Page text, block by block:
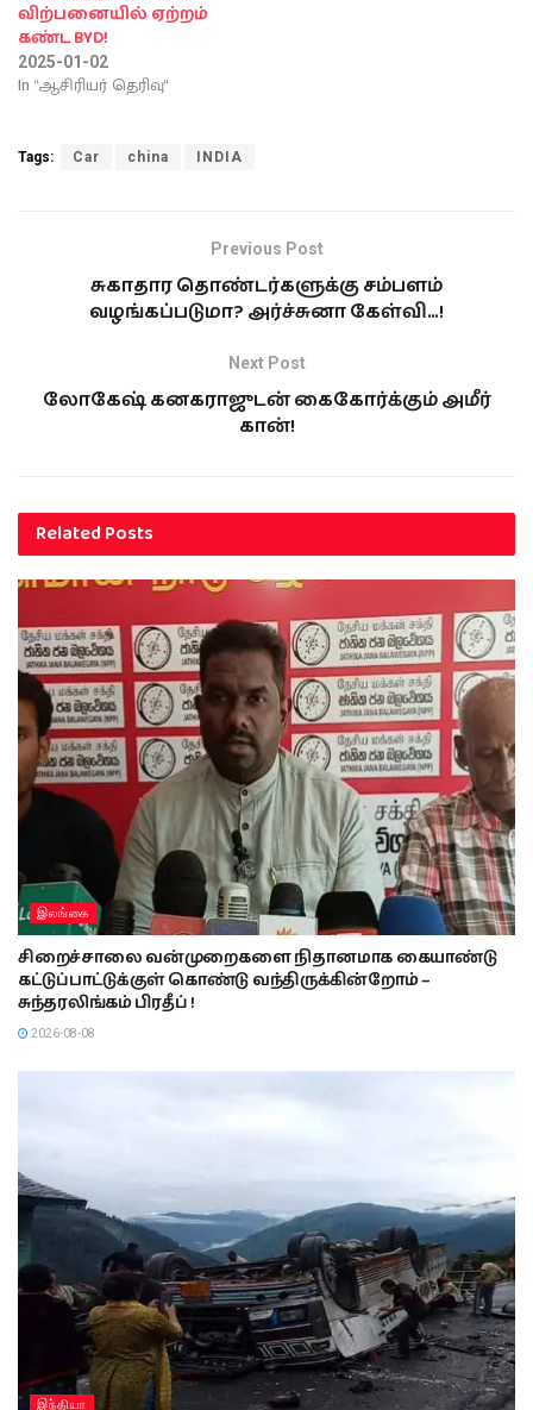
விற்பனையில் ஏற்றம்
கண்ட BYD!
2025-01-02
In "ஆசிரியர் தெரிவு"
Tags: Car china INDIA
Previous Post
சுகாதார தொண்டர்களுக்கு சம்பளம்
வழங்கப்படுமா? அர்ச்சுனா கேள்வி…!
Next Post
லோகேஷ் கனகராஜுடன் கைகோர்க்கும் அமீர்
கான்!
RelatedPosts
இலங்கை
சிறைச்சாலை வன்முறைகளை நிதானமாக கையாண்டு
கட்டுப்பாட்டுக்குள் கொண்டு வந்திருக்கின்றோம் –
சுந்தரலிங்கம் பிரதீப் !
2026-08-08
இந்தியா